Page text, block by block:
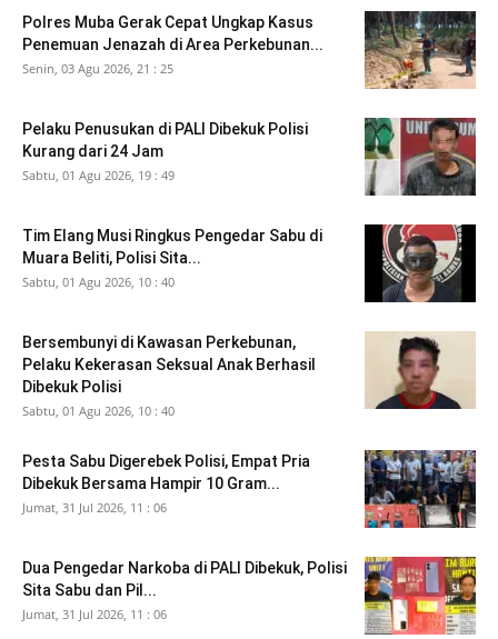
Polres Muba Gerak Cepat Ungkap Kasus
Penemuan Jenazah di Area Perkebunan...
Senin, 03 Agu 2026, 21 : 25
Pelaku Penusukan di PALI Dibekuk Polisi
Kurang dari 24 Jam
Sabtu, 01 Agu 2026, 19 : 49
Tim Elang Musi Ringkus Pengedar Sabu di
Muara Beliti, Polisi Sita...
Sabtu, 01 Agu 2026, 10 : 40
Bersembunyi di Kawasan Perkebunan,
Pelaku Kekerasan Seksual Anak Berhasil
Dibekuk Polisi
Sabtu, 01 Agu 2026, 10 : 40
Pesta Sabu Digerebek Polisi, Empat Pria
Dibekuk Bersama Hampir 10 Gram...
Jumat, 31 Jul 2026, 11 : 06
Dua Pengedar Narkoba di PALI Dibekuk, Polisi
Sita Sabu dan Pil...
Jumat, 31 Jul 2026, 11 : 06